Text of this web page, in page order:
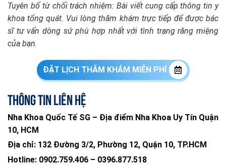
Tuyên bố từ chối trách nhiệm: Bài viết cung cấp thông tin y
khoa tổng quát. Vui lòng thăm khám trực tiếp để được bác
sĩ tư vấn dòng sứ phù hợp nhất với tình trạng răng miệng
của bạn.
ĐẶT LỊCH THĂM KHÁM MIỄN PHÍ
Thông tin liên hệ
Nha Khoa Quốc Tế SG – Địa điểm Nha Khoa Uy Tín Quận
10, HCM
Địa chỉ: 132 Đường 3/2, Phường 12, Quận 10, TP.HCM
Hotline: 0902.759.406 – 0396.877.518